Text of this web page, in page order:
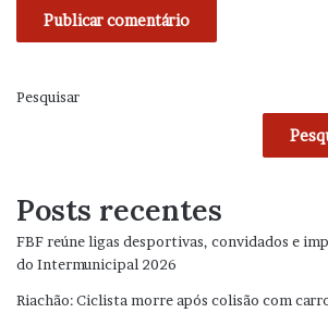
Pesquisar
Posts recentes
FBF reúne ligas desportivas, convidados e
do Intermunicipal 2026
Riachão: Ciclista morre após colisão com